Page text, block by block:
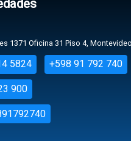
1371 Oficina 31 Piso 4,
5824 +598 91 792 740
900